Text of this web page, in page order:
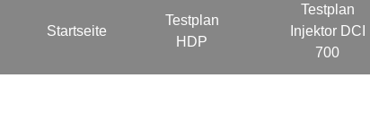
Startseite
Testplan
HDP
Testplan
Injektor DCI
700